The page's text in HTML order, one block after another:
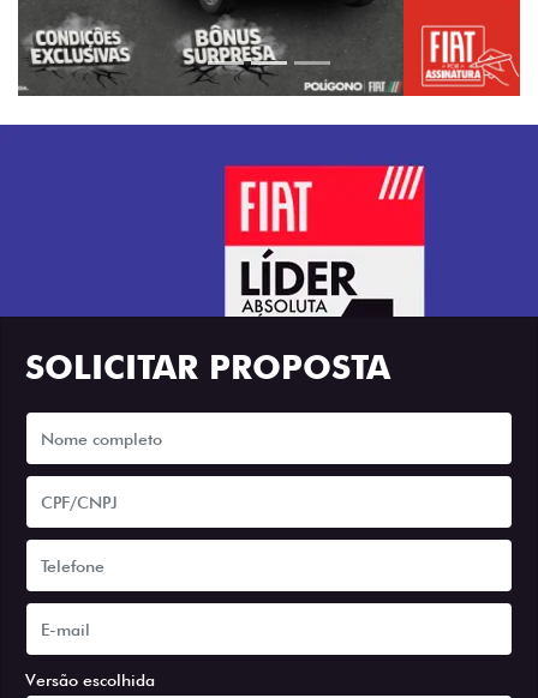
SOLICITAR PROPOSTA
Versão escolhida